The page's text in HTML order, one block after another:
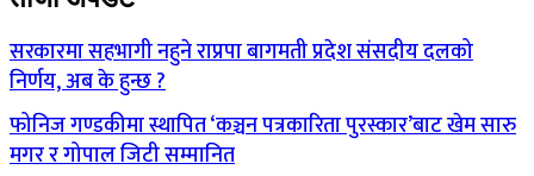
सरकारमा सहभागी नहुने राप्रपा बागमती प्रदेश संसदीय दलको
निर्णय, अब के हुन्छ ?
फोनिज गण्डकीमा स्थापित ‘कञ्चन पत्रकारिता पुरस्कार’बाट खेम सारु
मगर र गोपाल जिटी सम्मानित